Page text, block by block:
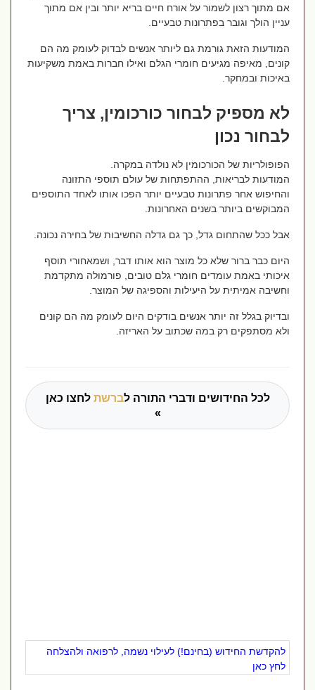
אם מתוך רצון לשמור על אורח חיים בריא יותר ובין אם מתוך
עניין הולך וגובר בפתרונות טבעיים.
המודעות הזאת גורמת גם ליותר אנשים לבדוק לעומק מה הם
קונים, מאיפה מגיעים חומרי הגלם ואילו חברות באמת משקיעות
באיכות ובמחקר.
לא מספיק לבחור כורכומין, צריך
לבחור נכון
הפופולריות של הכורכומין לא נולדה במקרה.
המודעות לבריאות, ההתפתחות של עולם תוספי התזונה
והחיפוש אחר פתרונות טבעיים יותר הפכו אותו לאחד התוספים
המבוקשים ביותר בשנים האחרונות.
אבל ככל שהתחום גדל, כך גם גדלה החשיבות של בחירה נכונה.
היום כבר ברור שלא כל מוצר הוא אותו דבר, ושמאחורי תוסף
איכותי באמת עומדים חומרי גלם טובים, פורמולה מתקדמת
וחשיבה אמיתית על היעילות והספיגה של המוצר.
ובדיוק בגלל זה יותר אנשים בודקים היום לעומק מה הם קונים
ולא מסתפקים רק במה שכתוב על האריזה.
לכל החידושים ודברי התורה לברשתלחצו כאן
להקדשת החידוש (בחינם!) לעילוי נשמה, לרפואה ולהצלחה
לחץ כאן